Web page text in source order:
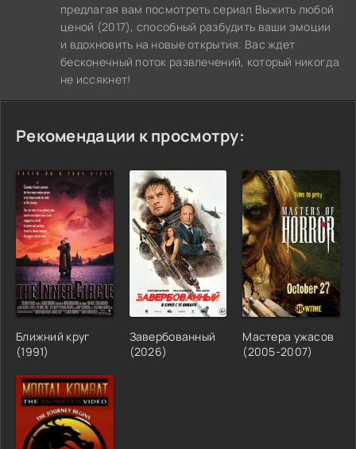
предлагая вам посмотреть сериал Выжить любой
ценой (2017), способный разбудить ваши эмоции
и вдохновить на новые открытия. Вас ждет
бесконечный поток развлечений, который никогда
не иссякнет!
Рекомендации к просмотру:
Ближний круг
(1991)
Завербованный
(2026)
Мастера ужасов
(2005-2007)